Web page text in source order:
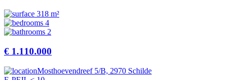
318 m²
4
2
€ 1.110.000
Mosthoevendreef 5/B, 2970 Schilde